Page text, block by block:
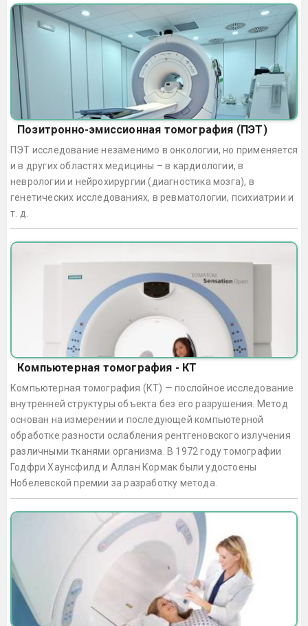
Позитронно-эмиссионная томография (ПЭТ)
ПЭТ исследование незаменимо в онкологии, но применяется
и в других областях медицины – в кардиологии, в
неврологии и нейрохирургии (диагностика мозга), в
генетических исследованиях, в ревматологии, психиатрии и
т. д.
Компьютерная томография - КТ
Компьютерная томография (КТ) — послойное исследование
внутренней структуры объекта без его разрушения. Метод
основан на измерении и последующей компьютерной
обработке разности ослабления рентгеновского излучения
различными тканями организма. В 1972 году томографии
Годфри Хаунсфилд и Аллан Кормак были удостоены
Нобелевской премии за разработку метода.